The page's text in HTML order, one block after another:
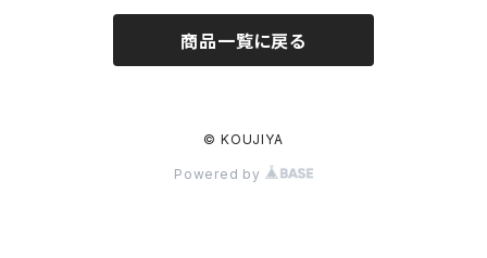
商品一覧に戻る
© KOUJIYA
Powered by